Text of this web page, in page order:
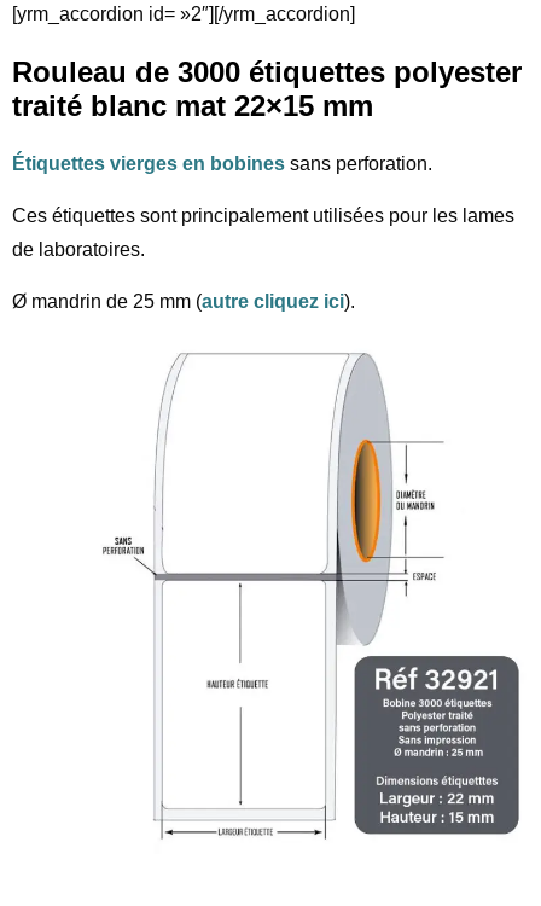
[yrm_accordion id= »2″][/yrm_accordion]
Rouleau de 3000 étiquettes polyester
traité blanc mat 22×15 mm
Étiquettes vierges en bobines sans perforation.
Ces étiquettes sont principalement utilisées pour les lames
de laboratoires.
Ø mandrin de 25 mm (autre cliquez ici).